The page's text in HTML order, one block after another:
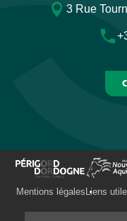
3 Rue
Mentions légales Liens